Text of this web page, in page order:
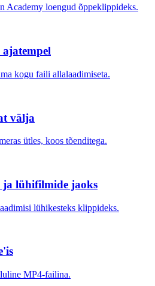
Academy loengud õppeklippideks.
kogu faili allalaadimiseta.
välja
ütles, koos tõenditega.
lühifilmide jaoks
lühikesteks klippideks.
MP4-failina.